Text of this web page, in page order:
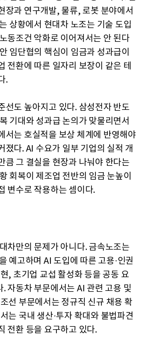
장과 연구개발, 물류, 로봇 분야에서
상황에서 현대차 노조는 기술 도입
동조건 악화로 이어져서는 안 된다
임단협의 핵심이 임금과 성과급이
전환에 따른 일자리 보장이 같은 테
.
선도 높아지고 있다. 삼성전자 반도
기대와 성과급 논의가 맞물리면서
서는 호실적을 보상 체계에 반영해야
졌다. AI 수요가 일부 기업의 실적 개
큼 그 결실을 현장과 나눠야 한다는
회복이 제조업 전반의 임금 눈높이
변수로 작용하는 셈이다.
차만의 문제가 아니다. 금속노조는
예고하며 AI 도입에 따른 고용·인권
, 초기업 교섭 활성화 등을 공동 요
. 자동차 부문에서는 AI 관련 고용 및
선 부문에서는 정규직 신규 채용 확
는 국내 생산·투자 확대와 불법파견
전환 등을 요구하고 있다.